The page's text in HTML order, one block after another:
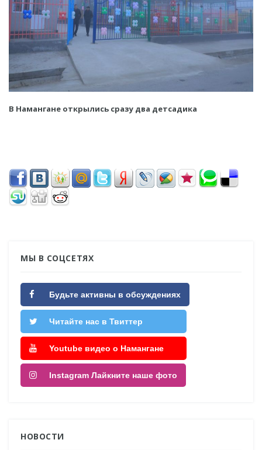
В Намангане открылись сразу два детсадика
МЫ В СОЦСЕТЯХ
Будьте активны в обсуждениях
Читайте нас в Твиттер
Youtube видео о Намангане
Instagram Лайкните наше фото
НОВОСТИ